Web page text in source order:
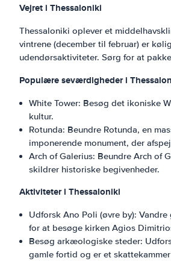
Vejret i Thessaloniki
Thessaloniki oplever et
vintrene (december til februar) er
udendørsaktiviteter. Sørg for at
Populære seværdigheder i
White Tower: Besøg det ikoniske
kultur.
Rotunda: Beundre Rotunda, en
imponerende monument, der
Arch of Galerius: Beundre Arch of
skildrer historiske begivenheder.
Aktiviteter i Thessaloniki
Udforsk Ano Poli (øvre by):
for at besøge kirken Agios
Besøg arkæologiske steder:
gamle fortid og er et